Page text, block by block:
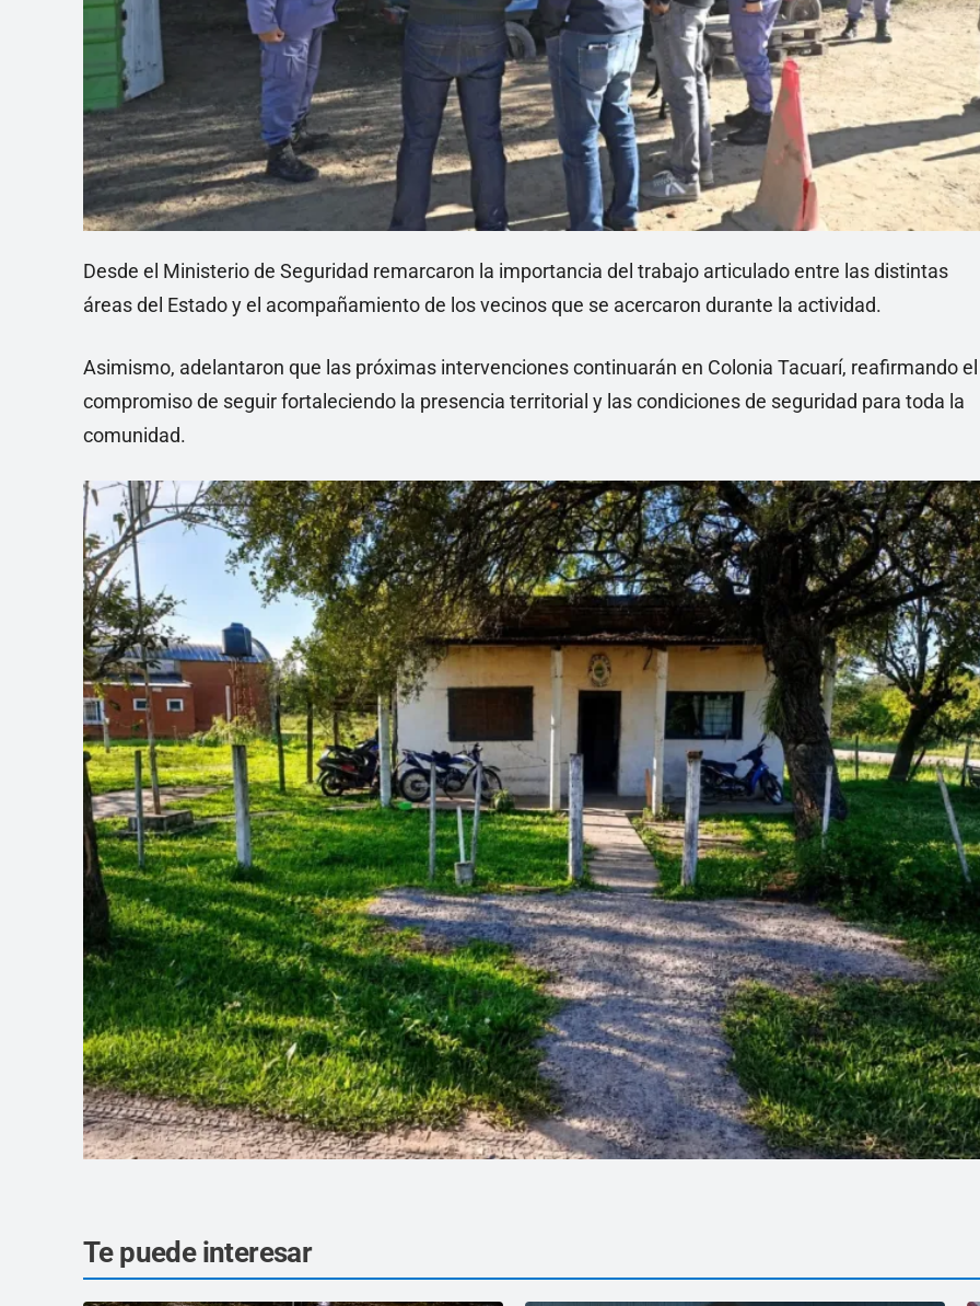
Desde el Ministerio de Seguridad remarcaron la importancia del trabajo articulado entre las distintas
áreas del Estado y el acompañamiento de los vecinos que se acercaron durante la actividad.
Asimismo, adelantaron que las próximas intervenciones continuarán en Colonia Tacuarí, reafirmando el
compromiso de seguir fortaleciendo la presencia territorial y las condiciones de seguridad para toda la
comunidad.
Te puede interesar